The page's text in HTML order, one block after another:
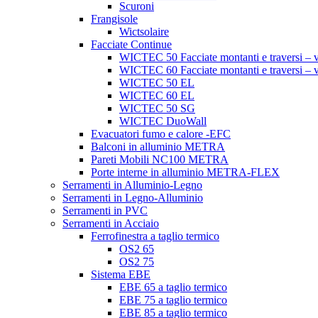
Scuroni
Frangisole
Wictsolaire
Facciate Continue
WICTEC 50 Facciate montanti e traversi –
WICTEC 60 Facciate montanti e traversi –
WICTEC 50 EL
WICTEC 60 EL
WICTEC 50 SG
WICTEC DuoWall
Evacuatori fumo e calore -EFC
Balconi in alluminio METRA
Pareti Mobili NC100 METRA
Porte interne in alluminio METRA-FLEX
Serramenti in Alluminio-Legno
Serramenti in Legno-Alluminio
Serramenti in PVC
Serramenti in Acciaio
Ferrofinestra a taglio termico
OS2 65
OS2 75
Sistema EBE
EBE 65 a taglio termico
EBE 75 a taglio termico
EBE 85 a taglio termico